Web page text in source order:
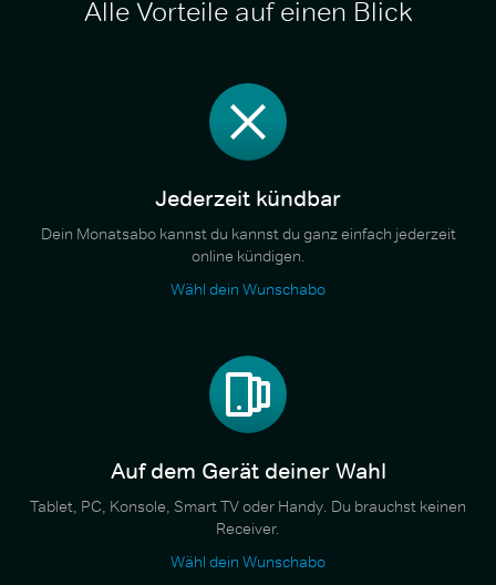
Alle Vorteile auf einen Blick
Jederzeit kündbar
Dein Monatsabo kannst du kannst du ganz einfach jederzeit
online kündigen.
Wähl dein Wunschabo
Auf dem Gerät deiner Wahl
Tablet, PC, Konsole, Smart TV oder Handy. Du brauchst keinen
Receiver.
Wähl dein Wunschabo